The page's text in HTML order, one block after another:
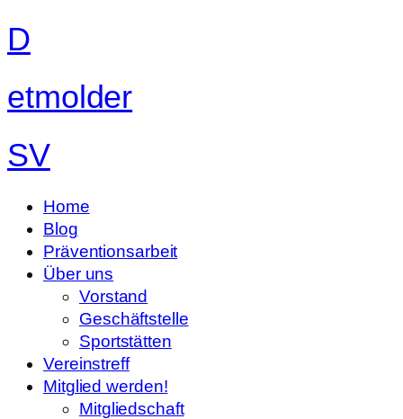
D
etmolder
SV
Home
Blog
Präventionsarbeit
Über uns
Vorstand
Geschäftstelle
Sportstätten
Vereinstreff
Mitglied werden!
Mitgliedschaft